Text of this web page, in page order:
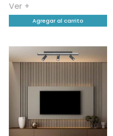
Ver +
Agregar al carrito